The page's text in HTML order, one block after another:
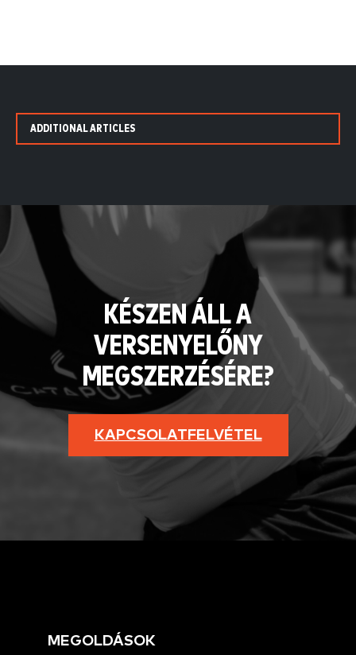
ADDITIONAL ARTICLES
KÉSZEN ÁLL A
VERSENYELŐNY
MEGSZERZÉSÉRE?
KAPCSOLATFELVÉTEL
MEGOLDÁSOK